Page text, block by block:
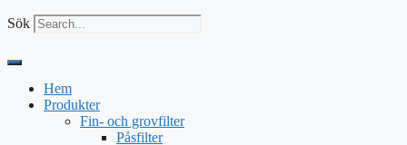
Sök
Hem
Produkter
Fin- och grovfilter
Påsfilter